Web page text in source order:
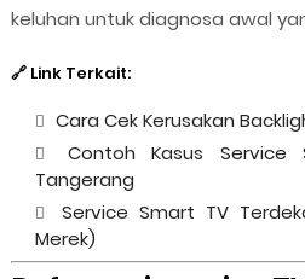
keluhan untuk diagnosa awal
🔗 Link Terkait:
Cara Cek Kerusakan
Contoh Kasus
Tangerang
Service Smart TV
Merek)